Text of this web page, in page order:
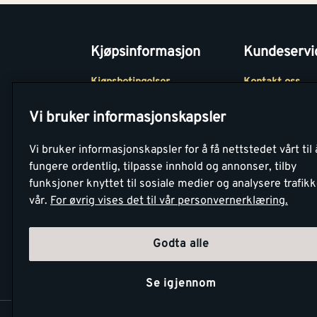
Kjøpsinformasjon
Kjøpsbetingelser
Betaling
Retur- og
angrerettsskjema
Kontakt oss
Montér Bedrift
Vi bruker informasjonskapsler
Vi bruker informasjonskapsler for å få nettstedet vårt til
fungere ordentlig, tilpasse innhold og annonser, tilby
funksjoner knyttet til sosiale medier og analysere
vår. For øvrig vises det til vår personvernerklæring.
Godta alle
Se igjennom